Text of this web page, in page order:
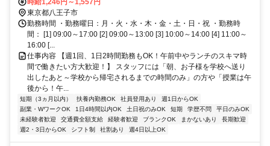
東京都八王子市
勤務時間 ・勤務曜日：月・火・水・木・金・土・日・祝 ・勤務時
間： [1] 09:00～17:00 [2] 09:00～13:00 [3] 10:00～14:00 [4] 11:00～
16:00 [...
仕事内容 【週1回、1日2時間勤務もOK！午前中やランチのスキマ時
間で働きたい方大歓迎！】 スタッフには「朝、お子様を学校へ送り
出したあと～学校から帰宅されるまでの時間のみ」の方や「授業は午
後から！午...
短期（3ヵ月以内） 扶養内勤務OK 社員登用あり
週1日からOK
副業・WワークOK
1日4時間以内OK 土日祝のみOK 短期 学歴不問
平日のみOK
未経験者歓迎
交通費全額支給 経験者歓迎 ブランクOK まかないあり
長期歓迎
週2・3日からOK
シフト制 社割あり 週4日以上OK